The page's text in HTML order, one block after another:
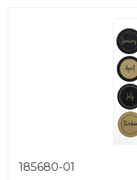
185680-01